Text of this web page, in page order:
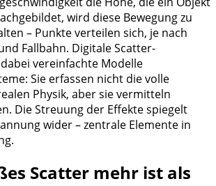
wird diese Bewegung zu
– Punkte verteilen sich, je nach
Fallbahn. Digitale Scatter-
vereinfachte Modelle
Sie erfassen nicht die volle
Physik, aber sie vermitteln
Die Streuung der Effekte spiegelt
wider – zentrale Elemente in
Scatter mehr ist als